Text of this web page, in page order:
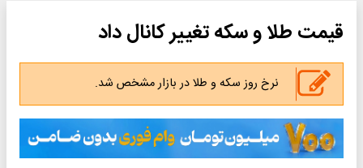
قیمت طلا و سکه تغییر کانال داد
نرخ روز سکه و طلا در بازار مشخص شد.